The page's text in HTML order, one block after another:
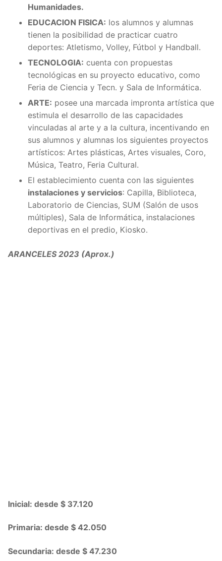
Humanidades.
EDUCACION FISICA: los alumnos y alumnas
tienen la posibilidad de practicar cuatro
deportes: Atletismo, Volley, Fútbol y Handball.
TECNOLOGIA: cuenta con propuestas
tecnológicas en su proyecto educativo, como
Feria de Ciencia y Tecn. y Sala de Informática.
ARTE: posee una marcada impronta artística que
estimula el desarrollo de las capacidades
vinculadas al arte y a la cultura, incentivando en
sus alumnos y alumnas los siguientes proyectos
artísticos: Artes plásticas, Artes visuales, Coro,
Música, Teatro, Feria Cultural.
El establecimiento cuenta con las siguientes
instalaciones y servicios: Capilla, Biblioteca,
Laboratorio de Ciencias, SUM (Salón de usos
múltiples), Sala de Informática, instalaciones
deportivas en el predio, Kiosko.
ARANCELES 2023 (Aprox.)
Inicial: desde $ 37.120
Primaria: desde $ 42.050
Secundaria: desde $ 47.230